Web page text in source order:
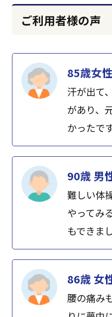
ご利用者様の声
85歳女性
汗が出て
があり、
かったで
90歳 男
難しい体
やってみ
もできま
86歳 女
腰の痛み